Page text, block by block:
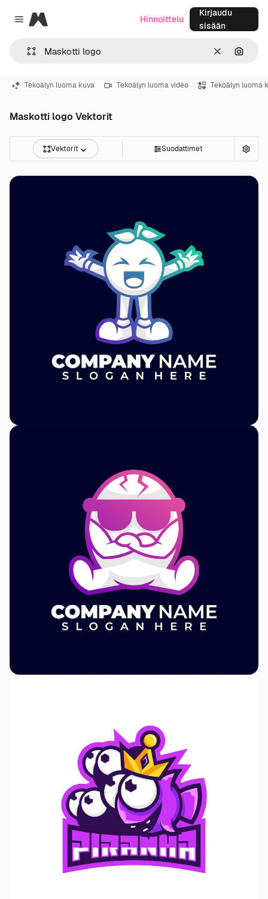
Close menu
Magnific
SelkeäHae
Hinnoittelu
Kirjaudu
sisään
Tekoälyn luoma kuva Tekoälyn luoma video Tekoälyn luoma
Maskotti logo Vektorit
Vektorit Suodattimet